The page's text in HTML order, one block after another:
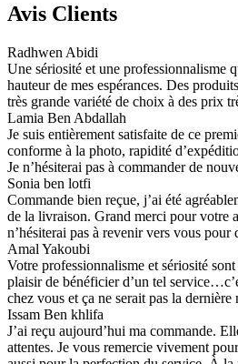
Avis Clients
Radhwen Abidi
Une sériosité et une professionnalisme
hauteur de mes espérances. Des
très grande variété de choix à des prix
Lamia Ben Abdallah
Je suis entièrement satisfaite de ce
conforme à la photo, rapidité
Je n’hésiterai pas à commander de
Sonia ben lotfi
Commande bien reçue, j’ai été
de la livraison. Grand merci pour votre
n’hésiterai pas à revenir vers vous pour
Amal Yakoubi
Votre professionnalisme et sériosité
plaisir de bénéficier d’un tel
chez vous et ça ne serait pas la dernière
Issam Ben khlifa
J’ai reçu aujourd’hui ma commande.
attentes. Je vous remercie vivement